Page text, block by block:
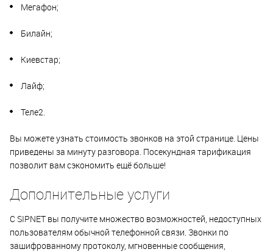
Мегафон;
Билайн;
Киевстар;
Лайф;
Теле2.
Вы можете узнать стоимость звонков на этой странице. Цены
приведены за минуту разговора. Посекундная тарификация
позволит вам сэкономить ещё больше!
Дополнительные услуги
С SIPNET вы получите множество возможностей, недоступных
пользователям обычной телефонной связи. Звонки по
зашифрованному протоколу, мгновенные сообщения,